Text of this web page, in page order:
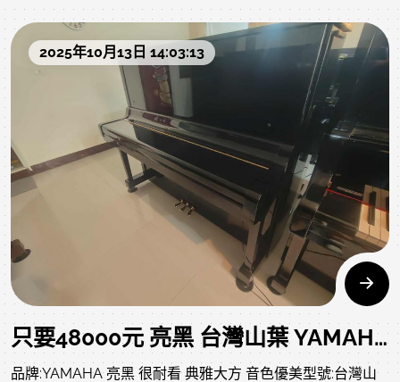
琴】!
推薦9款超值二手鋼琴，如下網頁，歡迎詳閱:
歡迎預約來店試彈，親身體驗真鋼琴的魅力!
您會發現..."三萬多元"，買到的不只是鋼琴，更是學音樂最正
確的開始。
1.只要38800元 YAMAHA U1 鋼琴 T5萬號
商品資訊、照片及影音:
https://www.rita-
music.com/modules/news/article.php?storyid=1537
2025年10月13日 14:03:13
只要48000元 亮黑 台灣山葉 YAMAHA U3 T15萬號 二手鋼琴 中壢中古鋼琴黃先生 0980494792
品牌:YAMAHA 亮黑 很耐看 典雅大方 音色優美型號:台灣山